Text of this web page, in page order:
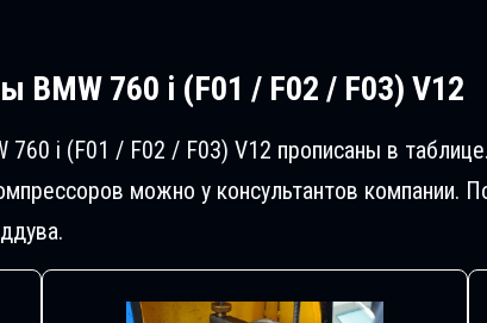
BMW 760 i (F01 / F02 / F03) V12
i (F01 / F02 / F03) V12 прописаны в
можно у консультантов компании.